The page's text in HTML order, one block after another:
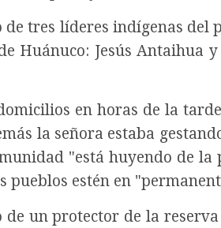
tres líderes indígenas del
Huánuco: Jesús Antaihua
en horas de la
la señora estaba
"está huyendo de
pueblos estén en
un protector de la